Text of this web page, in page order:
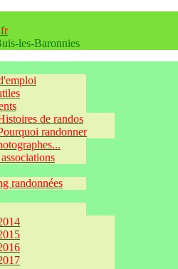
les-Baronnies
de randos
randonner
randonnées